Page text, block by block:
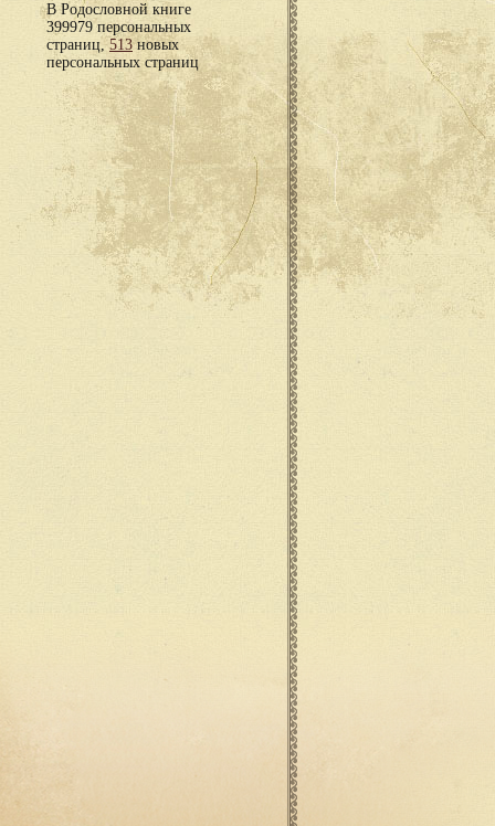
В Родословной книге
399979 персональных
страниц,513новых
персональных страниц